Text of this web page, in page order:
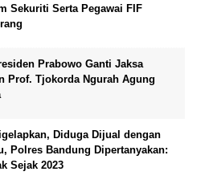
Sekuriti Serta Pegawai FIF
Prabowo Ganti Jaksa
Prof. Tjokorda Ngurah Agung
Diduga Dijual dengan
Polres Bandung Dipertanyakan:
Sejak 2023